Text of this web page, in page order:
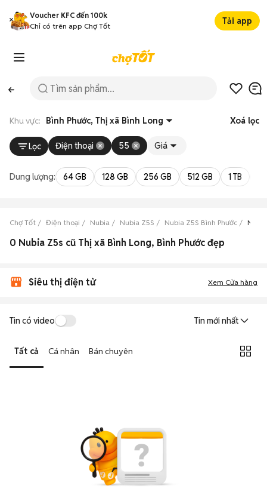
Voucher KFC đến 100k
Chỉ có trên app Chợ Tốt
Tải app
Khu vực: Bình Phước, Thị xã Bình Long Xoá lọc
Lọc Điện thoại 55 Giá
Dung lượng: 64 GB 128 GB 256 GB 512 GB 1 TB
Chợ Tốt Điện thoại Nubia Nubia Z5S Nubia Z5S Bình Phước
0 Nubia Z5s cũ Thị xã Bình Long, Bình Phước đẹp
Siêu thị điện tử Xem Cửa hàng
Tin có video Tin mới nhất
Tất cả Cá nhân Bán chuyên